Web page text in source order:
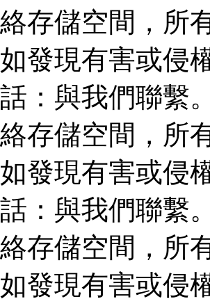
絡存儲空間，所
如發現有害或侵
話：與我們聯繫。
絡存儲空間，所
如發現有害或侵
話：與我們聯繫。
絡存儲空間，所
如發現有害或侵